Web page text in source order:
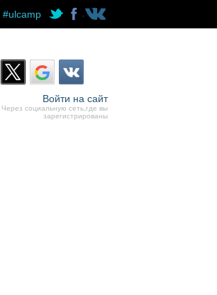
#ulcamp
Войти на сайт
Через социальную сеть,где вы
зарегистрированы